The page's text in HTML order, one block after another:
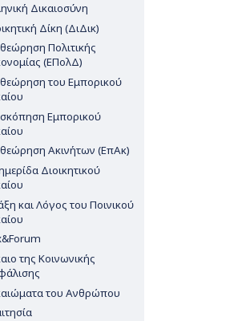
Δικαιοσύνη
Δίκη (ΔιΔικ)
Πολιτικής
(ΕΠολΔ)
του Εμπορικού
Εμπορικού
Ακινήτων (ΕπΑκ)
Διοικητικού
και Λόγος του Ποινικού
της Κοινωνικής
του Ανθρώπου